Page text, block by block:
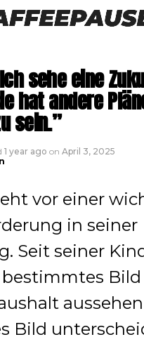
sehe eine
hat andere
sein.”
1 year ago on April 3, 2025
vor einer
in seiner
Seit seiner
Bild
Bild